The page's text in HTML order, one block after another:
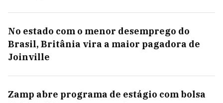
No estado com o menor desemprego do
Brasil, Britânia vira a maior pagadora de
Joinville
Zamp abre programa de estágio com bolsa